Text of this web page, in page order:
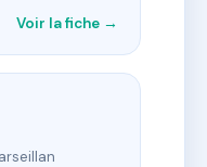
Voir la fiche →